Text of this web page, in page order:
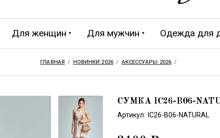
Для женщин Для мужчин Одежда для
ГЛАВНАЯ
  /
НОВИНКИ 2026
  /
АКСЕССУАРЫ 2026
  /
СУМКА IC26-B06-
Артикул: IC26-B06-NATURAL